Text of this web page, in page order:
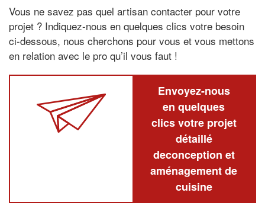
Vous ne savez pas quel artisan contacter pour votre
projet ? Indiquez-nous en quelques clics votre besoin
ci-dessous, nous cherchons pour vous et vous mettons
en relation avec le pro qu’il vous faut !
Envoyez-nous
en quelques
clics votre projet
détaillé
deconception et
aménagement de
cuisine